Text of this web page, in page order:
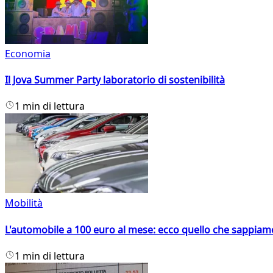
Economia
Il Jova Summer Party laboratorio di sostenibilità
1 min di lettura
Mobilità
L'automobile a 100 euro al mese: ecco quello che
1 min di lettura